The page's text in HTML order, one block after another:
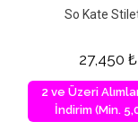
So Kate
27,450 ₺
2 ve Üzeri
İndirim (Min.